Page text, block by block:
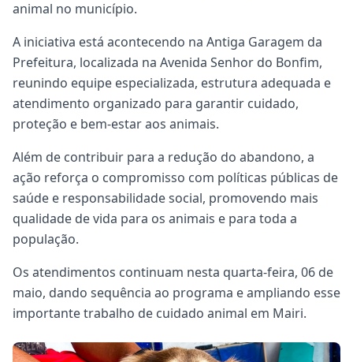
animal no município.
A iniciativa está acontecendo na Antiga Garagem da
Prefeitura, localizada na Avenida Senhor do Bonfim,
reunindo equipe especializada, estrutura adequada e
atendimento organizado para garantir cuidado,
proteção e bem-estar aos animais.
Além de contribuir para a redução do abandono, a
ação reforça o compromisso com políticas públicas de
saúde e responsabilidade social, promovendo mais
qualidade de vida para os animais e para toda a
população.
Os atendimentos continuam nesta quarta-feira, 06 de
maio, dando sequência ao programa e ampliando esse
importante trabalho de cuidado animal em Mairi.